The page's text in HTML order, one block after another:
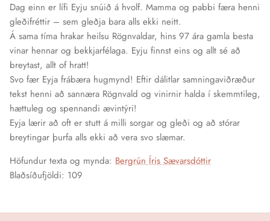
Dag einn er lífi Eyju snúið á hvolf. Mamma og pabbi færa henni
gleðifréttir – sem gleðja bara alls ekki neitt.
Á sama tíma hrakar heilsu Rögnvaldar, hins 97 ára gamla besta
vinar hennar og bekkjarfélaga. Eyju finnst eins og allt sé að
breytast, allt of hratt!
Svo fær Eyja frábæra hugmynd! Eftir dálitlar samningaviðræður
tekst henni að sannæra Rögnvald og vinirnir halda í skemmtileg,
hættuleg og spennandi ævintýri!
Eyja lærir að oft er stutt á milli sorgar og gleði og að stórar
breytingar þurfa alls ekki að vera svo slæmar.
Höfundur texta og mynda: Bergrún Íris Sævarsdóttir
Blaðsíðufjöldi: 109